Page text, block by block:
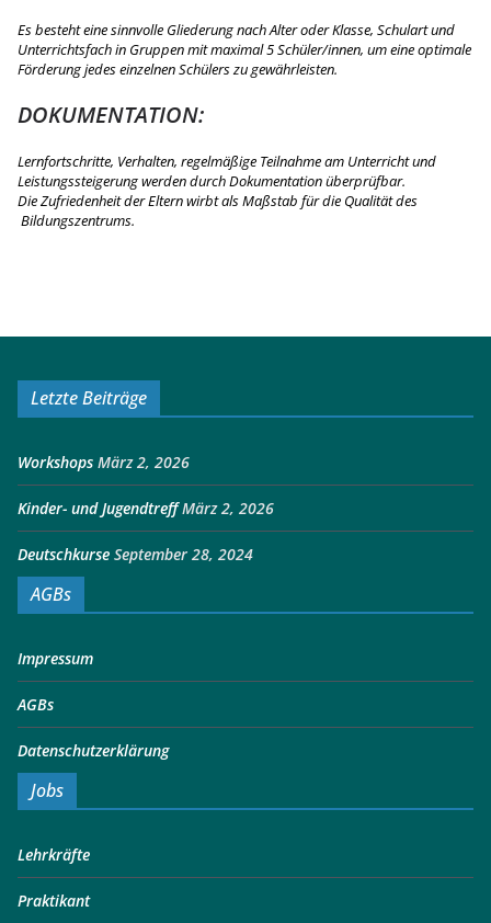
Es besteht eine sinnvolle Gliederung nach Alter oder Klasse, Schulart und
Unterrichtsfach in Gruppen mit maximal 5 Schüler/innen, um eine optimale
Förderung jedes einzelnen Schülers zu gewährleisten.
DOKUMENTATION:
Lernfortschritte, Verhalten, regelmäßige Teilnahme am Unterricht und
Leistungssteigerung werden durch Dokumentation überprüfbar.
Die Zufriedenheit der Eltern wirbt als Maßstab für die Qualität des
Bildungszentrums.
Letzte Beiträge
Workshops März 2, 2026
Kinder- und Jugendtreff März 2, 2026
Deutschkurse September 28, 2024
AGBs
Impressum
AGBs
Datenschutzerklärung
Jobs
Lehrkräfte
Praktikant